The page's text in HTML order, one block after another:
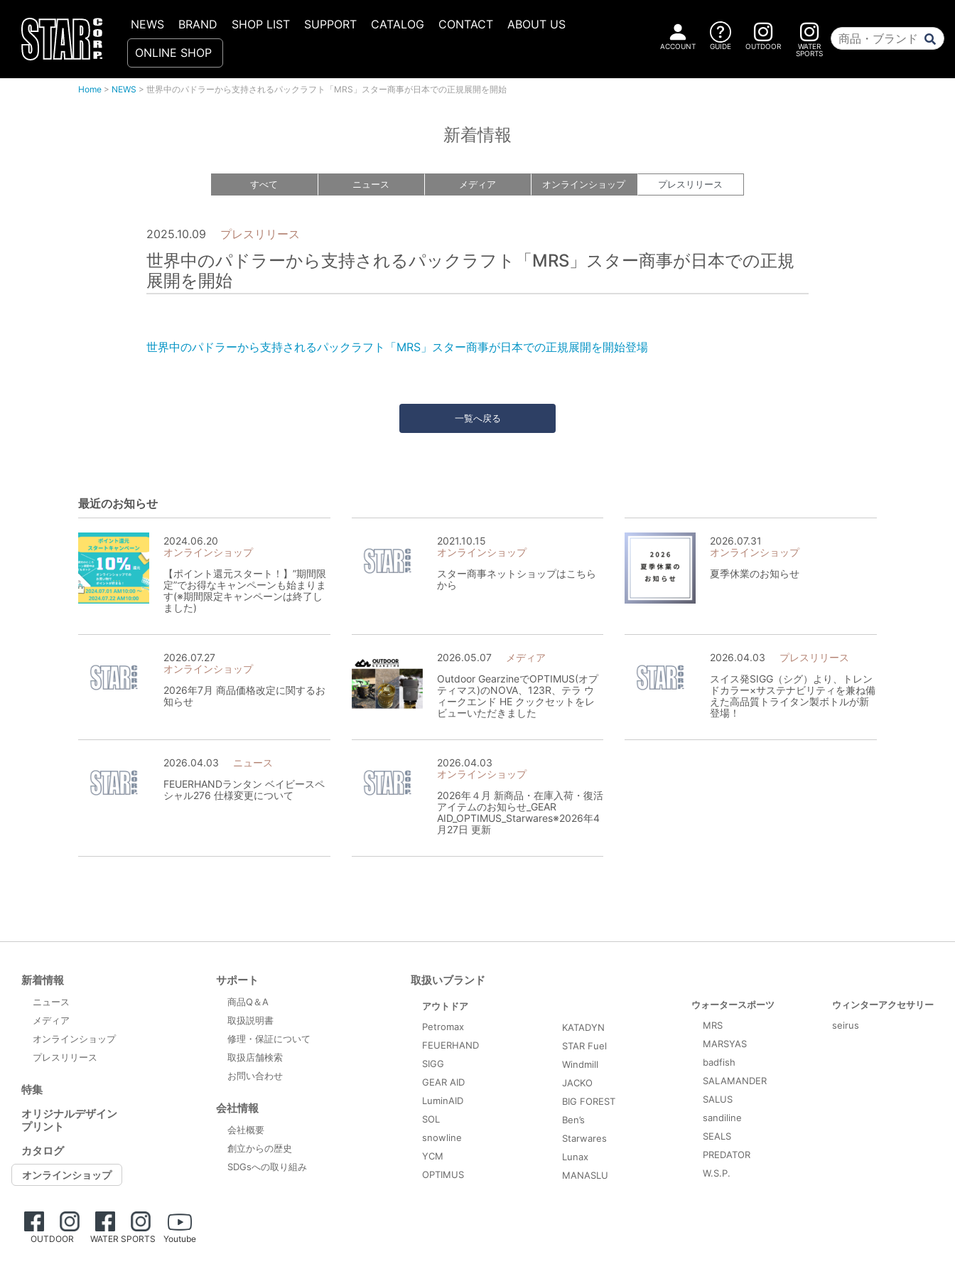
NEWS BRAND SHOP LIST SUPPORT CATALOG CONTACT
ABOUT US
ONLINE SHOP
ACCOUNT GUIDE OUTDOOR
WATER
SPORTS
Home > NEWS > 世界中のパドラーから支持されるパックラフト「MRS」スター商事が日本での正規展開を開始
新着情報
すべて ニュース メディア オンラインショップ プレス リリース
2025.10.09 プレスリリース
世界中のパドラーから支持されるパックラフト「MRS」スター商事が日本での正規
展開を開始
世界中のパドラーから支持されるパックラフト「MRS」スター商事が日本での正規展開を開始登場
一覧へ戻る
最近のお知らせ
2024.06.20
オンラインショップ
【ポイント還元スタート！】”期間限
定”でお得なキャンペーンも始まりま
す(※期間限定キャンペーンは終了し
ました)
2021.10.15
オンラインショップ
スター商事ネットショップはこちら
から
2026.07.31
オンラインショップ
夏季休業のお知らせ
2026.07.27
オンラインショップ
2026年7月 商品価格改定に関するお
知らせ
2026.05.07
メディア
Outdoor GearzineでOPTIMUS(オプ
ティマス)のNOVA、123R、テラ ウ
ィークエンド HE クックセットをレ
ビューいただきました
2026.04.03
プレスリリース
スイス発SIGG（シグ）より、トレン
ドカラー×サステナビリティを兼ね備
えた高品質トライタン製ボトルが新
登場！
2026.04.03
ニュース
FEUERHANDランタン ベイビースペ
シャル276 仕様変更について
2026.04.03
オンラインショップ
2026年４月 新商品・在庫入荷・復活
アイテムのお知らせ_GEAR
AID_OPTIMUS_Starwares※2026年4
月27日 更新
新着情報
ニュース
メディア
オンラインショップ
プレスリリース
特集
オリジナルデザイン
プリント
カタログ
オンラインショップ
サポート
商品Q＆A
取扱説明書
修理・保証について
取扱店舗検索
お問い合わせ
会社情報
会社概要
創立からの歴史
SDGsへの取り組み
OUTDOOR WATER SPORTS Youtube
取扱いブランド
アウトドア
Petromax
FEUERHAND
SIGG
GEAR AID
LuminAID
SOL
snowline
YCM
OPTIMUS
KATADYN
STAR Fuel
Windmill
JACKO
BIG FOREST
Ben’s
Starwares
Lunax
MANASLU
ウォータースポーツ
MRS
MARSYAS
badfish
SALAMANDER
SALUS
sandiline
SEALS
PREDATOR
W.S.P.
ウィンターアクセサリー
seirus